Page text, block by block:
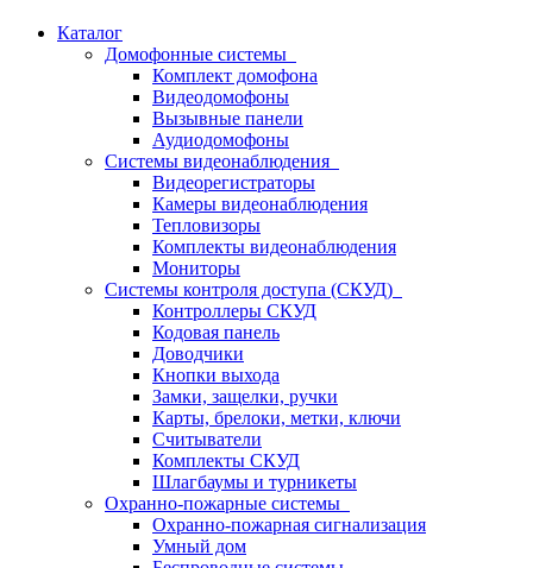
Каталог
Домофонные системы
Комплект домофона
Видеодомофоны
Вызывные панели
Аудиодомофоны
Системы видеонаблюдения
Видеорегистраторы
Камеры видеонаблюдения
Тепловизоры
Комплекты видеонаблюдения
Мониторы
Системы контроля доступа (СКУД)
Контроллеры СКУД
Кодовая панель
Доводчики
Кнопки выхода
Замки, защелки, ручки
Карты, брелоки, метки, ключи
Считыватели
Комплекты СКУД
Шлагбаумы и турникеты
Охранно-пожарные системы
Охранно-пожарная сигнализация
Умный дом